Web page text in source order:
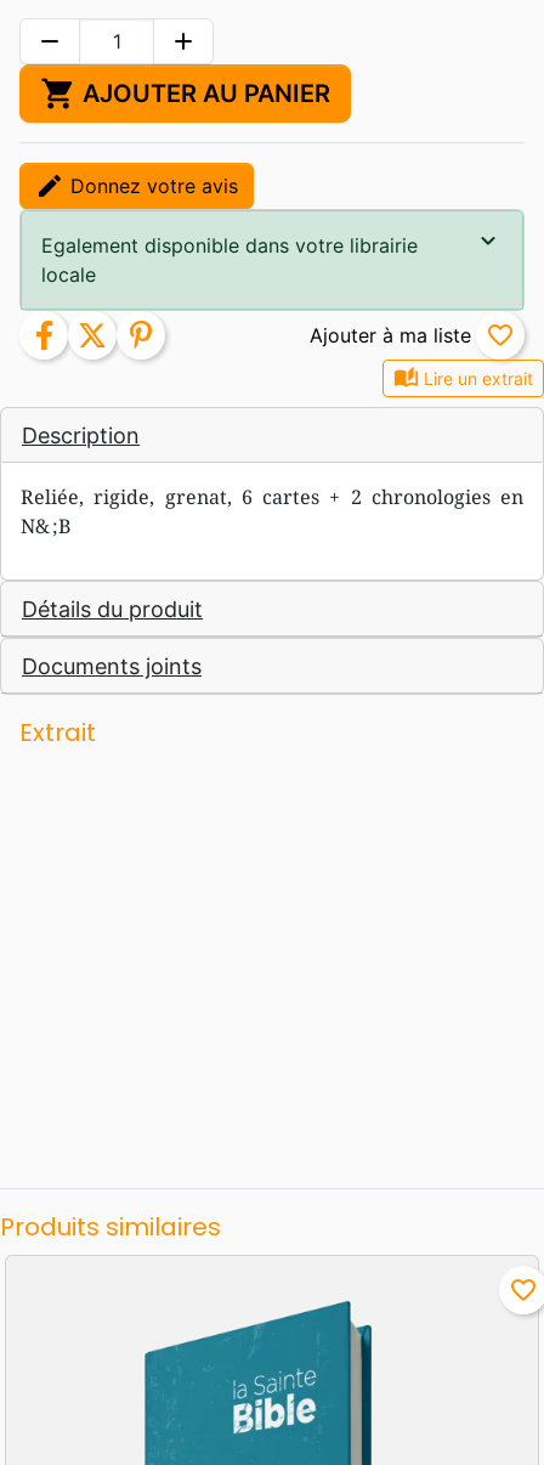
auto_stories Lire un extrait
Description
Reliée, rigide, grenat, 6 cartes + 2 chronologies en
N& ;B
Détails du produit
Documents joints
Extrait
remove add
shopping_cart AJOUTER AU PANIER
edit Donnez votre avis
Egalement disponible dans votre librairie
locale
facebook twitter pinterest favorite_border
Produits similaires
favorite_border